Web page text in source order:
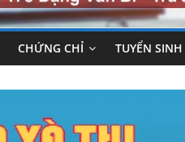
CHỨNG CHỈ TUYỂN SINH